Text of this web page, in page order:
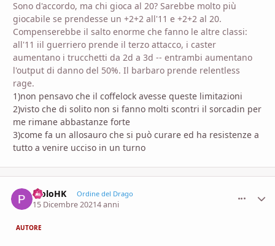
Sono d'accordo, ma chi gioca al 20? Sarebbe molto più
giocabile se prendesse un +2+2 all'11 e +2+2 al 20.
Compenserebbe il salto enorme che fanno le altre classi:
all'11 iil guerriero prende il terzo attacco, i caster
aumentano i trucchetti da 2d a 3d -- entrambi aumentano
l'output di danno del 50%. Il barbaro prende relentless
rage.
1)non pensavo che il coffelock avesse queste limitazioni
2)visto che di solito non si fanno molti scontri il sorcadin per
me rimane abbastanze forte
3)come fa un allosauro che si può curare ed ha resistenze a
tutto a venire ucciso in un turno
PioloHK Ordine del Drago
15 Dicembre 20214 anni
AUTORE